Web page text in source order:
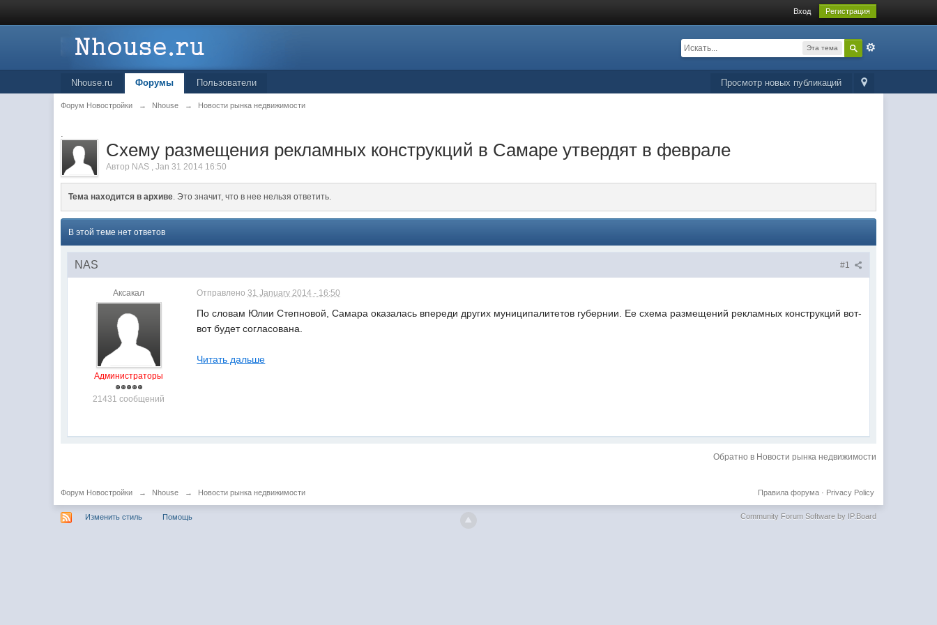
Вход Регистрация
Эта тема
Просмотр новых публикаций
Nhouse.ru Форумы Пользователи
Форум Новостройки → Nhouse → Новости рынка недвижимости
.
Схему размещения рекламных конструкций в Самаре утвердят в феврале
Автор NAS ,Jan 31 2014 16:50
Тема находится в архиве. Это значит, что в нее нельзя ответить.
В этой теме нет ответов
#1
NAS
Аксакал
Администраторы
21431 сообщений
Отправлено31 January 2014 - 16:50
По словам Юлии Степновой, Самара оказалась впереди других муниципалитетов губернии. Ее схема размещений рекламных конструкций вот-
вот будет согласована.
Читать дальше
Обратно в Новости рынка недвижимости
Форум Новостройки → Nhouse → Новости рынка недвижимости Privacy Policy
Правила форума·
Изменить стиль Помощь Community Forum Software by IP.Board